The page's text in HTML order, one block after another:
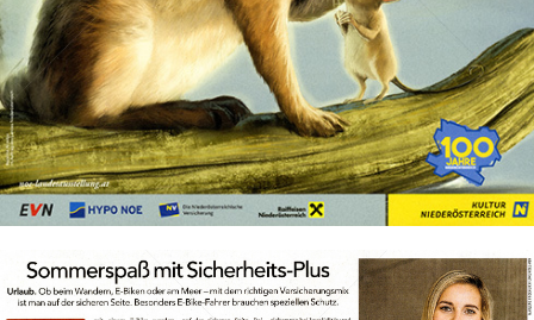
Bild-ID: 73951